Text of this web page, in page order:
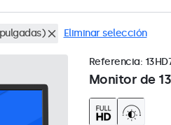
Eliminar selección
Monitor de
Referencia: